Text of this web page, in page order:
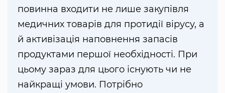
повинна входити не лише закупівля
медичних товарів для протидії вірусу, а
й активізація наповнення запасів
продуктами першої необхідності. При
цьому зараз для цього існують чи не
найкращі умови. Потрібно